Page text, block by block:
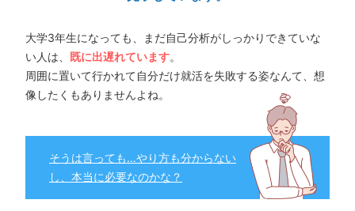
大学3年生になっても、まだ自己分析がしっかりできていな
い人は、 既に出遅れています。
周囲に置いて行かれて自分だけ就活を失敗する姿なんて、想
像したくもありませんよね。
そうは言っても…やり方も分からない
し、本当に必要なのかな？